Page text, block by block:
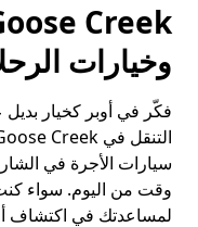
وخيارات
فكّر في أوبر كخيار
سيارات الأجرة في
وقت من اليوم. سواء
لمساعدتك في اكتشاف